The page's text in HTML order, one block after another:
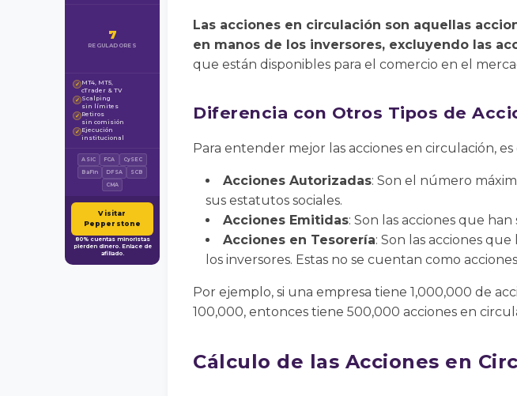
7
REGULADORES
✓ MT4, MT5,
cTrader & TV
✓ Scalping
sin límites
✓ Retiros
sin comisión
✓ Ejecución
institucional
ASIC FCA
CySEC
BaFin
DFSA
SCB
CMA
Visitar
Pepperstone
80% cuentas minoristas
pierden dinero. Enlace de
afiliado.
Las acciones en circulación son aquellas
en manos de los inversores, excluyendo las
que están disponibles para el comercio en el
Diferencia con Otros Tipos de
Para entender mejor las acciones en circulación,
Acciones Autorizadas: Son el número
sus estatutos sociales.
Acciones Emitidas: Son las acciones que
Acciones en Tesorería: Son las acciones
los inversores. Estas no se cuentan como
Por ejemplo, si una empresa tiene 1,000,000 de
100,000, entonces tiene 500,000 acciones en
Cálculo de las Acciones en